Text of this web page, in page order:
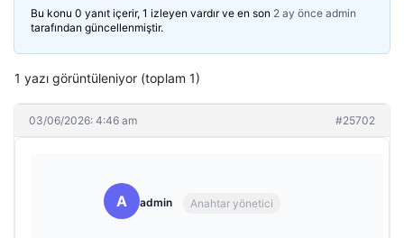
Bu konu 0 yanıt içerir, 1 izleyen vardır ve en son 2 ay önce admin
tarafından güncellenmiştir.
1 yazı görüntüleniyor (toplam 1)
03/06/2026: 4:46 am #25702
A admin Anahtar yönetici